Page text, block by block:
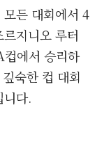
든 대회에서 4
지니오 루터
에서 승리하
숙한 컵 대회
다.